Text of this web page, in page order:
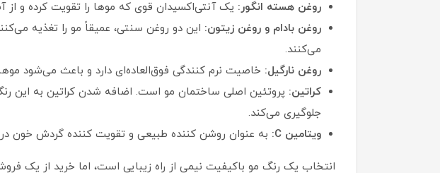
روغن هسته انگور: یک آنتی‌اکسیدان قوی که موها را تقویت کرده و
روغن بادام و روغن زیتون: این دو روغن سنتی، عمیقاً مو را تغذیه
می‌کنند.
روغن نارگیل: خاصیت نرم کنندگی فوق‌العاده‌ای دارد و باعث می‌شود
کراتین: پروتئین اصلی ساختمان مو است. اضافه شدن کراتین به این
جلوگیری می‌کند.
ویتامین C:
به عنوان روشن کننده طبیعی و تقویت کننده گردش خون
انتخاب یک رنگ مو باکیفیت نیمی از راه زیبایی است، اما خرید از یک